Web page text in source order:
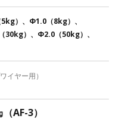
）、Φ1.0（8kg）、
）、Φ2.0（50kg）、
イヤー用）
AF-3）